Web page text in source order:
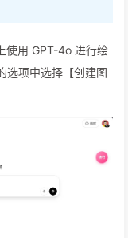
使用 GPT-4o 进行绘
选项中选择【创建图